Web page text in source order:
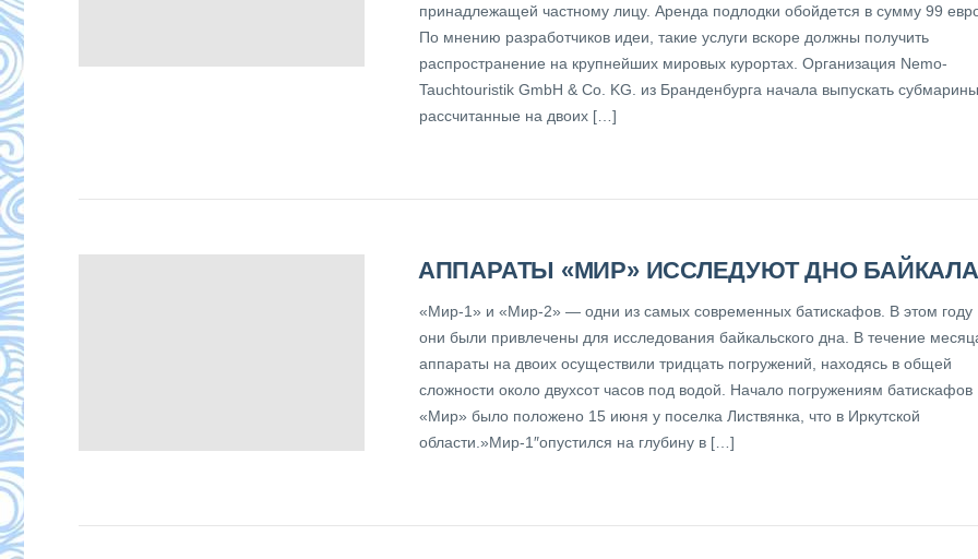
принадлежащей частному лицу. Аренда подлодки обойдется в сумму 99
По мнению разработчиков идеи, такие услуги вскоре должны получить
распространение на крупнейших мировых курортах. Организация Nemo-
Tauchtouristik GmbH & Co. KG. из Бранденбурга начала выпускать
рассчитанные на двоих […]
АППАРАТЫ «МИР» ИССЛЕДУЮТ ДНО БАЙКАЛА
«Мир-1» и «Мир-2» — одни из самых современных батискафов. В этом году
они были привлечены для исследования байкальского дна. В течение
аппараты на двоих осуществили тридцать погружений, находясь в общей
сложности около двухсот часов под водой. Начало погружениям батискафов
«Мир» было положено 15 июня у поселка Листвянка, что в Иркутской
области.»Мир-1″опустился на глубину в […]